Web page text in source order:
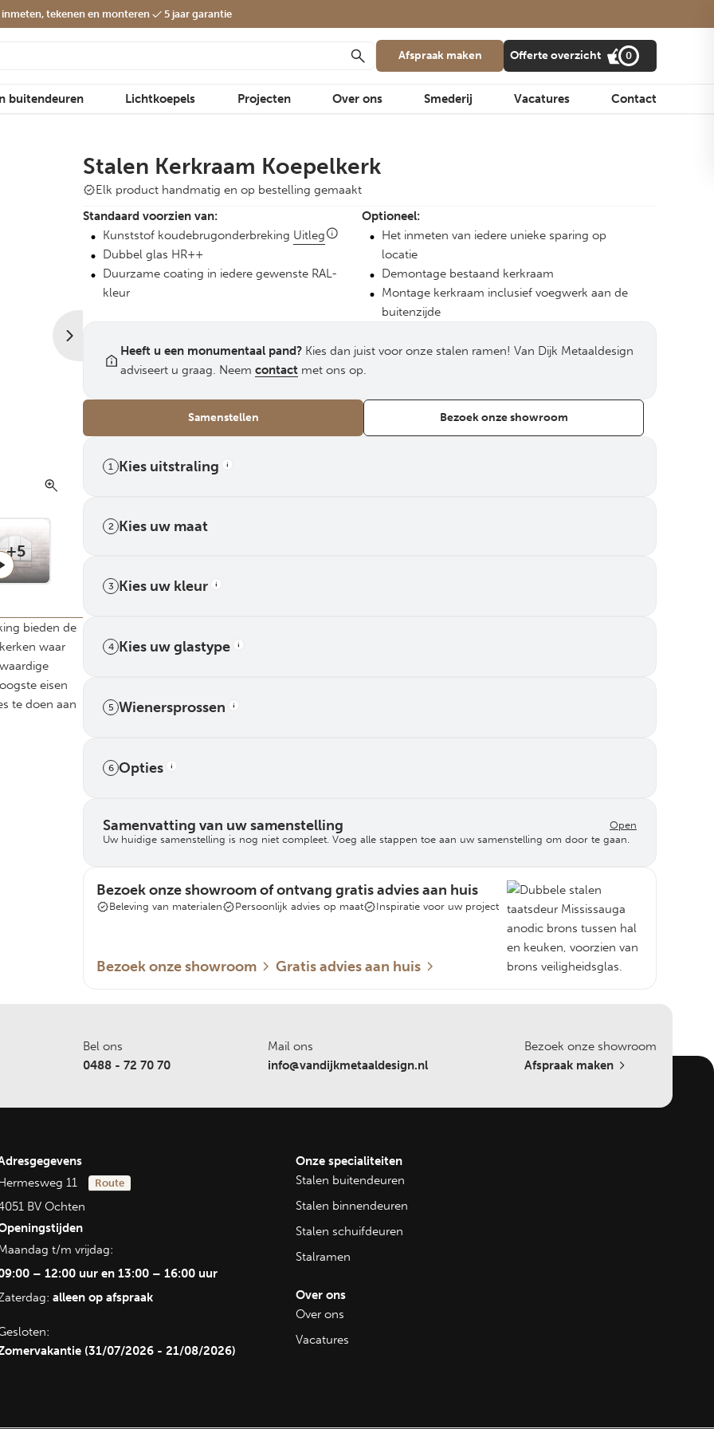
tekenen en monteren 5 jaar garantie
Afspraak maken Offerte overzicht 0
buitendeuren Lichtkoepels Projecten Over ons Smederij Vacatures Contact
+5
bieden de
waar
eisen
te doen aan
kerkramen,
ze
en de
altijd een
zijn
naadloos
gevels. Dit
u tijd
Stalen Kerkraam Koepelkerk
Elk product handmatig en op bestelling gemaakt
Standaard voorzien van:
Kunststof koudebrugonderbreking Uitleg
Dubbel glas HR++
Duurzame coating in iedere gewenste RAL-
kleur
Optioneel:
Het inmeten van iedere unieke sparing op
locatie
Demontage bestaand kerkraam
Montage kerkraam inclusief voegwerk aan de
buitenzijde
Heeft u een monumentaal pand? Kies dan juist voor onze stalen ramen! Van Dijk Metaaldesign
adviseert u graag. Neem contact met ons op.
Samenstellen Bezoek onze showroom
1 Kies uitstraling
2 Kies uw maat
3 Kies uw kleur
4 Kies uw glastype
5 Wienersprossen
6 Opties
Samenvatting van uw samenstelling
Open
Uw huidige samenstelling is nog niet compleet. Voeg alle stappen toe aan uw samenstelling om door te gaan.
Bezoek onze showroom of ontvang gratis advies aan huis
Beleving van materialen Persoonlijk advies op maat Inspiratie voor uw project
Bezoek onze showroom Gratis advies aan huis
Bel ons
0488 - 72 70 70
Mail ons
info@vandijkmetaaldesign.nl
Bezoek onze showroom
Afspraak maken
11
Route
BV Ochten
t/m vrijdag:
– 12:00 uur en 13:00 – 16:00 uur
alleen op afspraak
(31/07/2026 - 21/08/2026)
Onze specialiteiten
Stalen buitendeuren
Stalen binnendeuren
Stalen schuifdeuren
Stalramen
Over ons
Over ons
Vacatures